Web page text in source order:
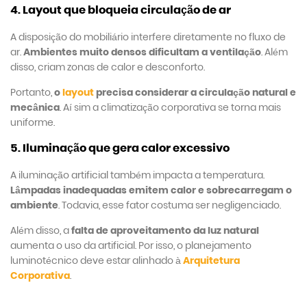
4. Layout que bloqueia circulação de ar
A disposição do mobiliário interfere diretamente no fluxo de
ar.Ambientes muito densos dificultam a ventilação. Além
disso, criam zonas de calor e desconforto.
Portanto,olayout precisa considerar a circulação natural e
mecânica. Aí sim a climatização corporativa se torna mais
uniforme.
5. Iluminação que gera calor excessivo
A iluminação artificial também impacta a temperatura.
Lâmpadas inadequadas emitem calor e sobrecarregam o
ambiente. Todavia, esse fator costuma ser negligenciado.
Além disso, afalta de aproveitamento da luz natural
aumenta o uso da artificial. Por isso, o planejamento
luminotécnico deve estar alinhado àArquitetura
Corporativa.